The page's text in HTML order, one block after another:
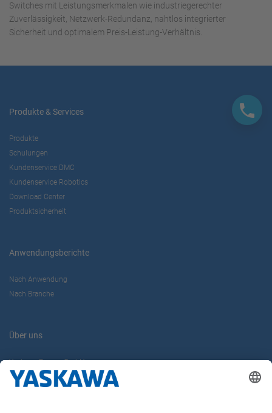
Switches mit Leistungsmerkmalen wie industriegerechter
Zuverlässigkeit, Netzwerk-Redundanz, nahtlos integrierter
Sicherheit und optimalem Preis-Leistung-Verhältnis.
Produkte & Services
Produkte
Schulungen
Kundenservice DMC
Kundenservice Robotics
Download Center
Produktsicherheit
Anwendungsberichte
Nach Anwendung
Nach Branche
Über uns
Yaskawa Europe GmbH
Karriere